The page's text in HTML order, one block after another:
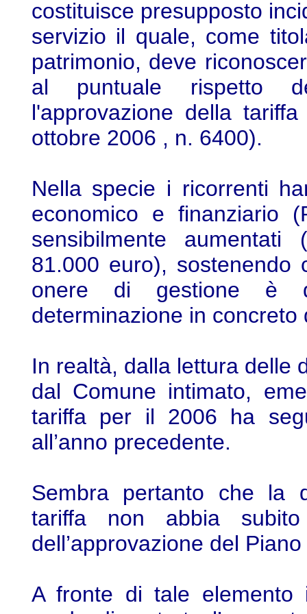
costituisce presupposto
servizio il quale, come
patrimonio, deve
al puntuale rispetto
l'approvazione della
ottobre 2006 , n. 6400).
Nella specie i ricorrenti
economico e finanziario
sensibilmente
81.000 euro), sostenendo
onere di gestione è
determinazione in concreto
In realtà, dalla lettura delle
dal Comune intimato,
tariffa per il 2006 ha
all’anno precedente.
Sembra pertanto che la
tariffa non abbia
dell’approvazione del
A fronte di tale